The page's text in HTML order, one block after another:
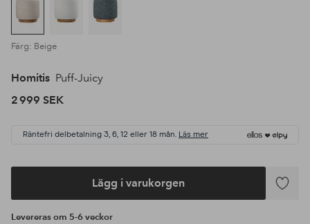
Färg: Beige
Homitis Puff-Juicy
2 999 SEK
Räntefri delbetalning 3, 6, 12 eller 18 mån. Läs mer
Lägg i varukorgen
Lägg
Levereras om 5-6 veckor